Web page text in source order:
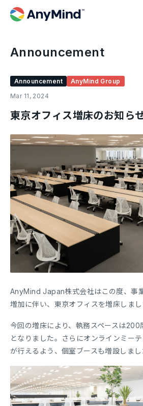
Announcement
Announcement
AnyMind Group
Mar 11, 2024
東京オフィス増床のお知ら
AnyMind Japan株式会社はこの度、事
増加に伴い、東京オフィスを増床しまし
今回の増床により、執務スペースは
となりました。さらにオンラインミー
が行えるよう、個室ブースも増設しまし